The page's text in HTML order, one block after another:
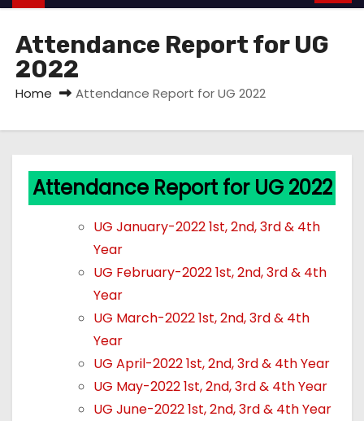
Attendance Report for UG
2022
Home Attendance Report for UG 2022
Attendance Report for UG 2022
UG January-2022 1st, 2nd, 3rd & 4th
Year
UG February-2022 1st, 2nd, 3rd & 4th
Year
UG March-2022 1st, 2nd, 3rd & 4th
Year
UG April-2022 1st, 2nd, 3rd & 4th Year
UG May-2022 1st, 2nd, 3rd & 4th Year
UG June-2022 1st, 2nd, 3rd & 4th Year